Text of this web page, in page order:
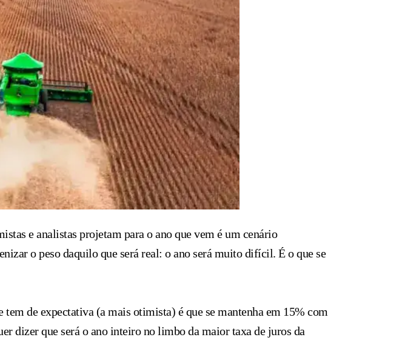
e analistas projetam para o ano que vem é um cenário
o peso daquilo que será real: o ano será muito difícil. É o que se
de expectativa (a mais otimista) é que se mantenha em 15% com
dizer que será o ano inteiro no limbo da maior taxa de juros da